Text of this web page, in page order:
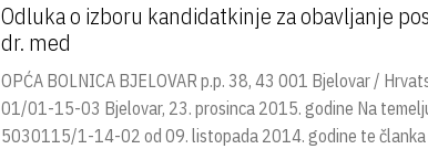
Odluka o izboru kandidatkinje za obavljanje
dr. med
OPĆA BOLNICA BJELOVAR p.p. 38, 43 001 Bjelovar /
01/01-15-03 Bjelovar, 23. prosinca 2015. godine Na
5030115/1-14-02 od 09. listopada 2014. godine te članka